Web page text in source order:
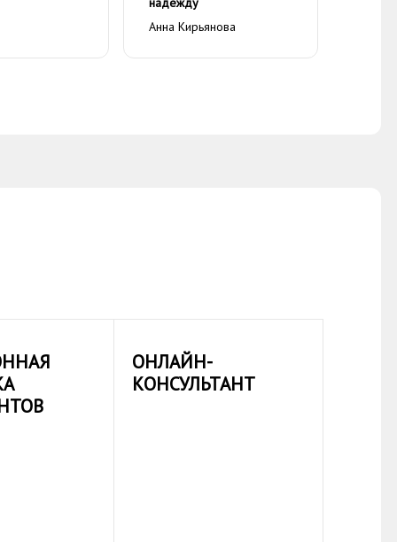
Анна Кирьянова
ОНЛАЙН-
КОНСУЛЬТАНТ